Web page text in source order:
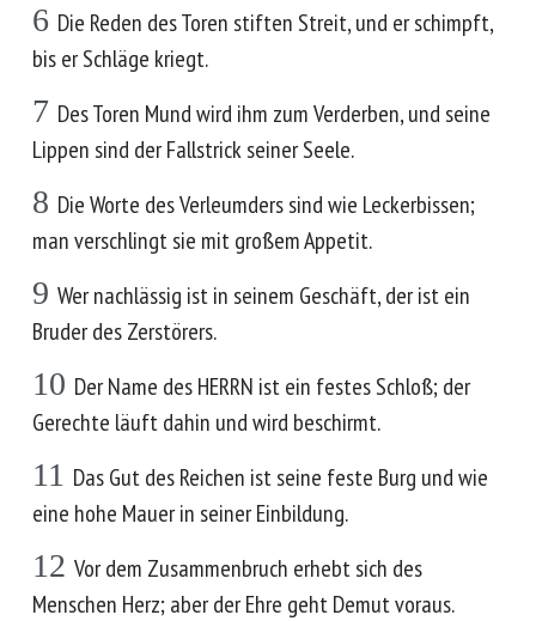
6 Die Reden des Toren stiften Streit, und er schimpft,
bis er Schläge kriegt.
7 Des Toren Mund wird ihm zum Verderben, und seine
Lippen sind der Fallstrick seiner Seele.
8 Die Worte des Verleumders sind wie Leckerbissen;
man verschlingt sie mit großem Appetit.
9 Wer nachlässig ist in seinem Geschäft, der ist ein
Bruder des Zerstörers.
10 Der Name des HERRN ist ein festes Schloß; der
Gerechte läuft dahin und wird beschirmt.
11 Das Gut des Reichen ist seine feste Burg und wie
eine hohe Mauer in seiner Einbildung.
12 Vor dem Zusammenbruch erhebt sich des
Menschen Herz; aber der Ehre geht Demut voraus.